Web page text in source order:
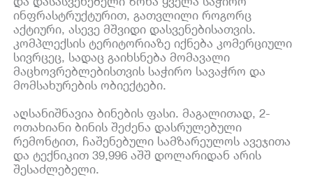
ინფრასტრუქტურით, გათვლილი როგორც
აქტიური, ასევე მშვიდი დასვენებისათვის.
კომპლექსის ტერიტორიაზე იქნება კომერციული
სივრცეც, სადაც გაიხსნება მომავალი
მაცხოვრებლებისთვის საჭირო სავაჭრო და
მომსახურების ობიექტები.
აღსანიშნავია ბინების ფასი. მაგალითად, 2-
ოთახიანი ბინის შეძენა დასრულებული
რემონტით, ჩაშენებული სამზარეულოს ავეჯითა
და ტექნიკით 39,996 აშშ დოლარიდან არის
შესაძლებელი.